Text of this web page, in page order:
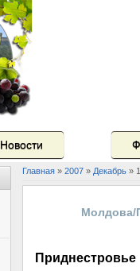
Новости
Главная » 2007 » Декабрь »
Молдова/
Приднестровье